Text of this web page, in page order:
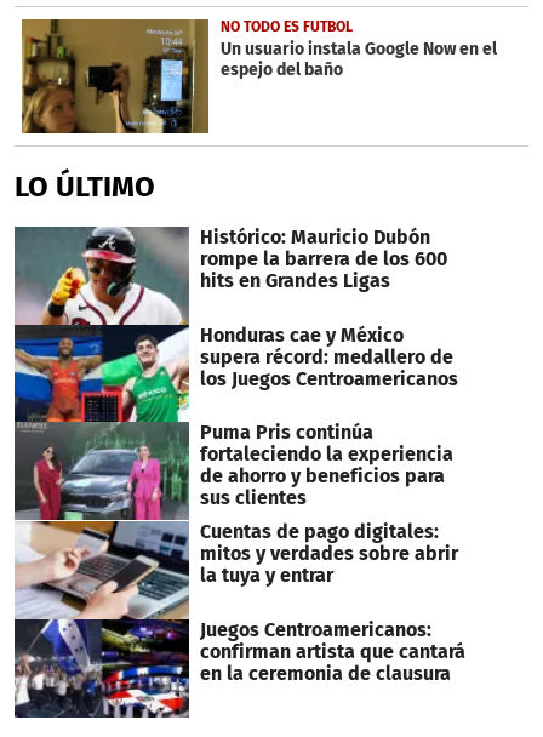
NO TODO ES FUTBOL
Un usuario instala Google Now en el
espejo del baño
LO ÚLTIMO
Histórico: Mauricio Dubón
rompe la barrera de los 600
hits en Grandes Ligas
Honduras cae y México
supera récord: medallero de
los Juegos Centroamericanos
Puma Pris continúa
fortaleciendo la experiencia
de ahorro y beneficios para
sus clientes
Cuentas de pago digitales:
mitos y verdades sobre abrir
la tuya y entrar
Juegos Centroamericanos:
confirman artista que cantará
en la ceremonia de clausura